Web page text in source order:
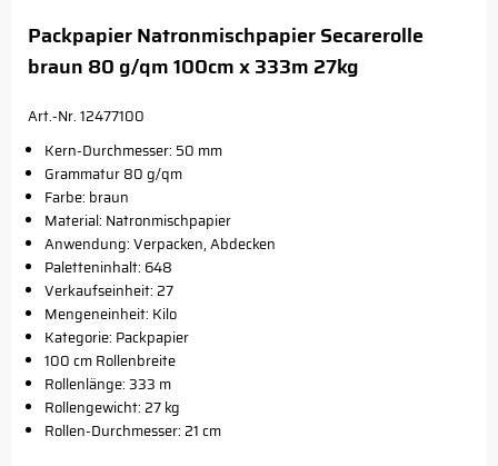
Packpapier Natronmischpapier Secarerolle
braun 80 g/qm 100cm x 333m 27kg
Art.-Nr. 12477100
Kern-Durchmesser: 50 mm
Grammatur 80 g/qm
Farbe: braun
Material: Natronmischpapier
Anwendung: Verpacken, Abdecken
Paletteninhalt: 648
Verkaufseinheit: 27
Mengeneinheit: Kilo
Kategorie: Packpapier
100 cm Rollenbreite
Rollenlänge: 333 m
Rollengewicht: 27 kg
Rollen-Durchmesser: 21 cm